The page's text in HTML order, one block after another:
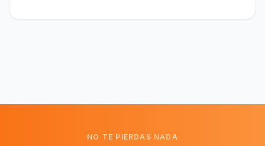
NO TE PIERDAS NADA